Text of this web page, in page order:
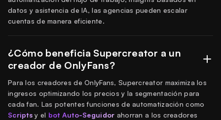
datos y asistencia de IA, las agencias pueden escalar
cuentas de manera eficiente.
¿Cómo beneficia Supercreator a un
creador de OnlyFans?
Para los creadores de OnlyFans, Supercreator maximiza los
ingresos optimizando los precios y la segmentación para
cada fan. Las potentes funciones de automatización como
Scriptsy el bot Auto-Seguidor ahorran a los creadores